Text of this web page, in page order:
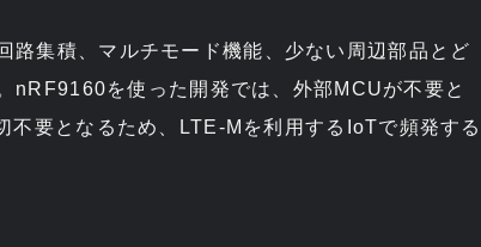
路集積、マルチモード機能、少ない周辺部品とど
nRF9160を使った開発では、外部MCUが不要と
要となるため、LTE-Mを利用するIoTで頻発する